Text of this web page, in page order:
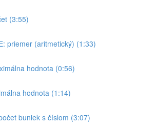
(3:55)
priemer (aritmetický) (1:33)
hodnota (0:56)
hodnota (1:14)
buniek s číslom (3:07)